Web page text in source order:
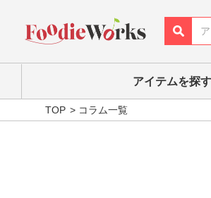
アイテムを探す
TOP コラム一覧